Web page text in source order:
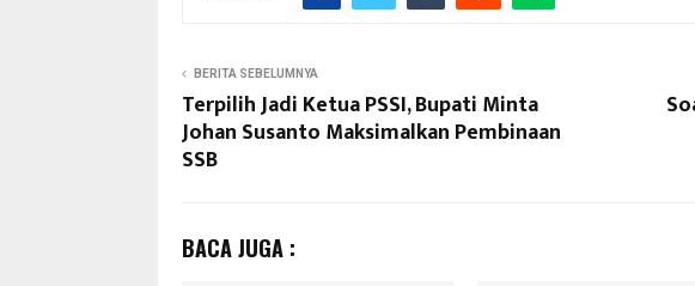
BERITA SEBELUMNYA
Terpilih Jadi Ketua PSSI, Bupati Minta
Johan Susanto Maksimalkan Pembinaan
SSB
BACA JUGA :